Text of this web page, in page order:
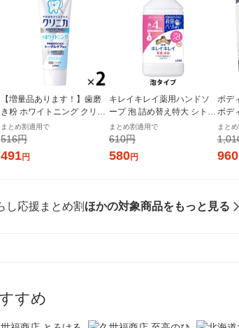
【増量品あります！】歯磨
き粉 ホワイトニング クリニ
カアドバンテージ +ホワイト
ニング ハミガキ クリアミン
ト 130g 2セット ライオン
まとめ割適用で
516円
491円
キレイキレイ薬用ハンドソ
ープ 泡 詰め替え特大 シトラ
スフルーティ 800ml 殺菌 保
湿 (泡タイプ)ライオン
まとめ割適用で
610円
580円
ボデ
ボデ
モイ
用 特
イプ
まと
960
し応援まとめ割 ほかの対象商品をもっと見る
すめ